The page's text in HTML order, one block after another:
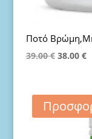
Ποτό
39.00€ Original
39.00 €.
38.00 €Η